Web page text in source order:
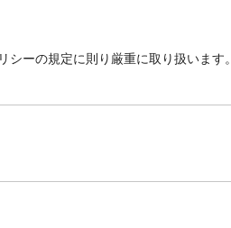
ーの規定に則り厳重に取り扱います。